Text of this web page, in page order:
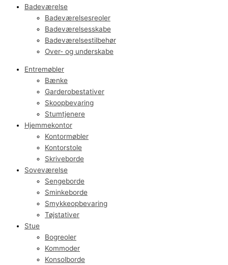
Badeværelse
Badeværelsesreoler
Badeværelsesskabe
Badeværelsestilbehør
Over- og underskabe
Entremøbler
Bænke
Garderobestativer
Skoopbevaring
Stumtjenere
Hjemmekontor
Kontormøbler
Kontorstole
Skriveborde
Soveværelse
Sengeborde
Sminkeborde
Smykkeopbevaring
Tøjstativer
Stue
Bogreoler
Kommoder
Konsolborde